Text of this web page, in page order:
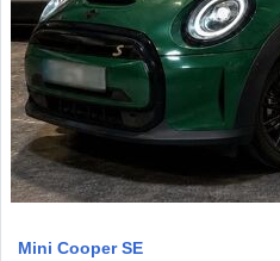
Mini Cooper SE